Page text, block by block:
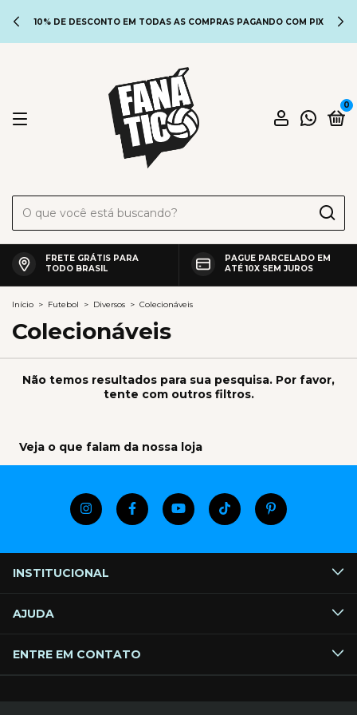
10% DE DESCONTO EM TODAS AS COMPRAS PAGANDO COM PIX
0
FRETE GRÁTIS PARA
TODO BRASIL
PAGUE PARCELADO EM
ATÉ 10X SEM JUROS
Início > Futebol > Diversos > Colecionáveis
Colecionáveis
Não temos resultados para sua pesquisa. Por favor,
tente com outros filtros.
Veja o que falam da nossa loja
INSTITUCIONAL
AJUDA
ENTRE EM CONTATO